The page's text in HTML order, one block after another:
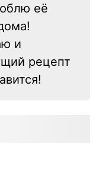
её
и
рецепт